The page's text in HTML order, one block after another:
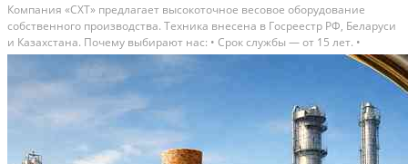
Компания «СХТ» предлагает высокоточное весовое оборудование
собственного производства. Техника внесена в Госреестр РФ, Беларуси
и Казахстана. Почему выбирают нас: • Срок службы — от 15 лет. •
Точность по ГОСТ. • Гарантия 3 года и сервисное сопровождение. •